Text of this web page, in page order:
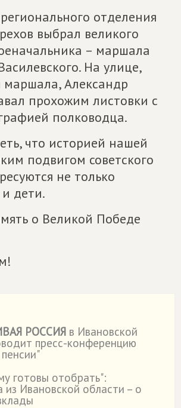
отделения
выбрал великого
– маршала
На улице,
Александр
прохожим листовки с
полководца.
что историей нашей
подвигом советского
не только
дети.
о Великой Победе
РОССИЯ в Ивановской
пресс-конференцию
готовы отобрать":
из Ивановской области – о